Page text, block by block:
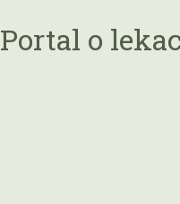
Portal o